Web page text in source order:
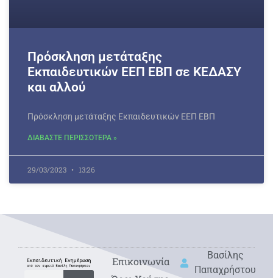
Πρόσκληση μετάταξης
Εκπαιδευτικών ΕΕΠ ΕΒΠ σε ΚΕΔΑΣΥ
και αλλού
Πρόσκληση μετάταξης Εκπαιδευτικών ΕΕΠ ΕΒΠ
ΔΙΑΒΑΣΤΕ ΠΕΡΙΣΣΟΤΕΡΑ »
29/03/2023 13:26
Eπικοινωνία
Βασίλης
Παπαχρήστου